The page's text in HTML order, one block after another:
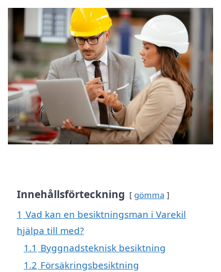
Innehållsförteckning gömma
1 Vad kan en besiktningsman i Varekil
hjälpa till med?
1.1 Byggnadsteknisk besiktning
1.2 Försäkringsbesiktning